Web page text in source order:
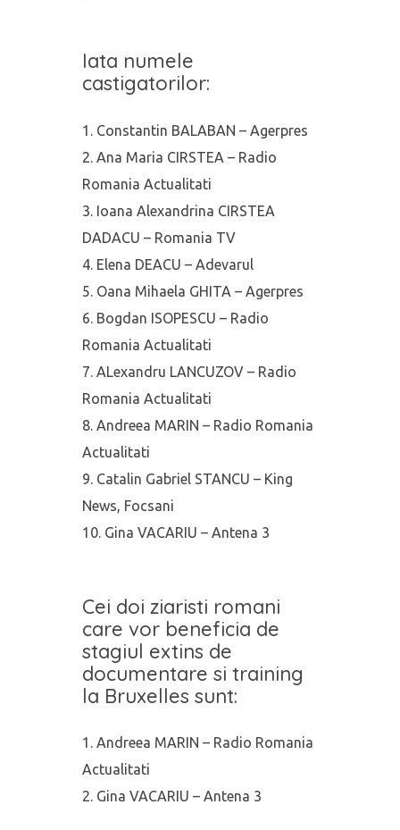
Iata numele
castigatorilor:
Constantin BALABAN – Agerpres
Ana Maria CIRSTEA – Radio
Romania Actualitati
Ioana Alexandrina CIRSTEA
DADACU – Romania TV
Elena DEACU – Adevarul
Oana Mihaela GHITA – Agerpres
Bogdan ISOPESCU – Radio
Romania Actualitati
ALexandru LANCUZOV – Radio
Romania Actualitati
Andreea MARIN – Radio Romania
Actualitati
Catalin Gabriel STANCU – King
News, Focsani
Gina VACARIU – Antena 3
Cei doi ziaristi romani
care vor beneficia de
stagiul extins de
documentare si training
la Bruxelles sunt:
Andreea MARIN – Radio Romania
Actualitati
Gina VACARIU – Antena 3